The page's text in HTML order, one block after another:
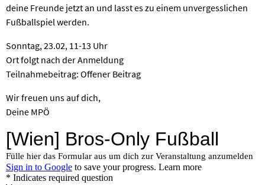
deine Freunde jetzt an und lasst es zu einem unvergesslichen
Fußballspiel werden.
Sonntag, 23.02, 11-13 Uhr
Ort folgt nach der Anmeldung
Teilnahmebeitrag: Offener Beitrag
Wir freuen uns auf dich,
Deine MPÖ